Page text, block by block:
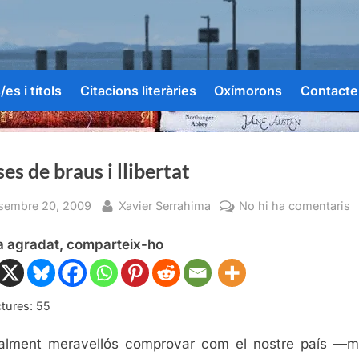
es i títols Citacions literàries Oxímorons Contacte
de braus i llibertat
20, 2009 By
Xavier Serrahima No hi ha comentaris
agradat, comparteix-ho
55
meravellós comprovar com el nostre país